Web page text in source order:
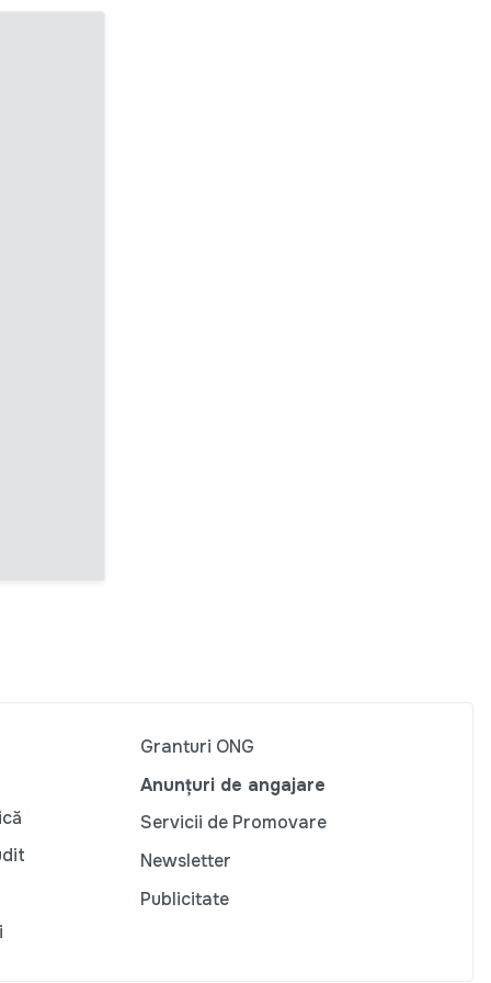
Granturi ONG
Anunțuri de angajare
Servicii de Promovare
Newsletter
Publicitate